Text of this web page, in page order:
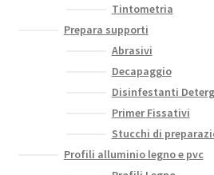
Tintometria
Prepara supporti
Abrasivi
Decapaggio
Disinfestanti
Primer Fissativi
Stucchi di
Profili alluminio legno e pvc